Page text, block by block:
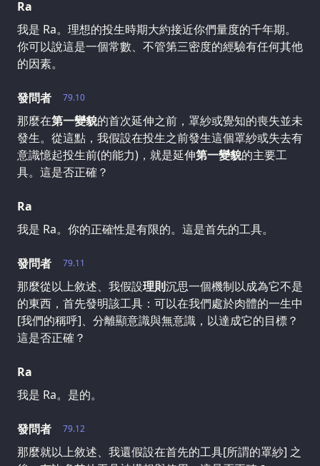
Ra
我是 Ra。理想的投生時期大約接近你們量度的千年期。
你可以說這是一個常數、不管第三密度的經驗有任何其他
的因素。
79.10
發問者
那麼在第一變貌的首次延伸之前，罩紗或覺知的喪失並未
發生。從這點，我假設在投生之前發生這個罩紗或失去有
意識憶起投生前(的能力)，就是延伸第一變貌的主要工
具。這是否正確？
Ra
我是 Ra。你的正確性是有限的。這是首先的工具。
79.11
發問者
那麼從以上敘述、我假設理則沉思一個機制以成為它不是
的東西，首先發明該工具：可以在我們處於肉體的一生中
[我們的稱呼]、分離顯意識與無意識，以達成它的目標？
這是否正確？
Ra
我是 Ra。是的。
79.12
發問者
那麼就以上敘述、我還假設在首先的工具[所謂的罩紗] 之